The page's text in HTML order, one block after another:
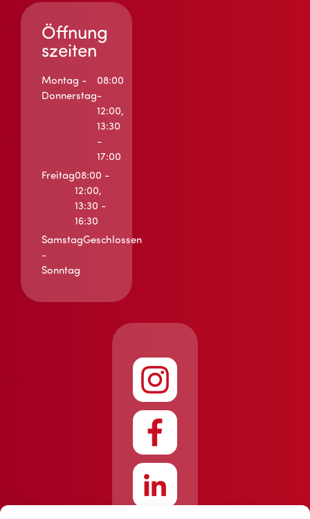
Öffnung
szeiten
Montag -
Donnerstag
08:00
-
12:00,
13:30
-
17:00
Freitag08:00 -
12:00,
13:30 -
16:30
Samstag
-
Sonntag
Geschlossen